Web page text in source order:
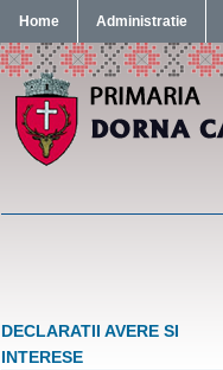
Home Administratie
DECLARATII AVERE SI
INTERESE